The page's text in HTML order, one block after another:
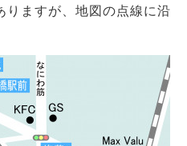
りますが、地図の点線に沿